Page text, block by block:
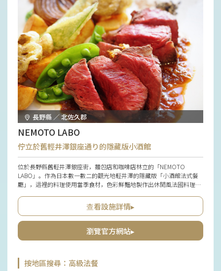
長野縣 ／ 北佐久郡
NEMOTO LABO
佇立於舊輕井澤銀座通り的隱藏版小酒館
位於長野縣舊輕井澤銀座街，麵包店和咖啡店林立的「NEMOTO
LABO」。作為日本數一數二的觀光地輕井澤的隱藏版「小酒館法式餐
廳」，這裡的料理使用當季食材，色彩鮮豔地製作出休閒風法國料理，
產食材，搭配適合料理的本地葡萄酒也非常受歡迎，店主所嚴選的自然
派葡萄酒也應有盡有，且可購買。在自然摩登風格的時尚店內享用餐
點，是輕井澤觀光的絕佳選擇。
查看設施詳情▸
瀏覽官方網站▸
按地區搜尋：高級法餐